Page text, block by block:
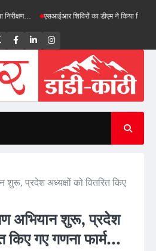
एसआईआर शिविरों का डीएम ने किया निरीक्षण,
TwitterFacebookLinkedInInstagram
शुरू, प्रदेश अध्यक्षों को वितरित किए
अभियान शुरू, प्रदेश
किए गए गणना फार्म…